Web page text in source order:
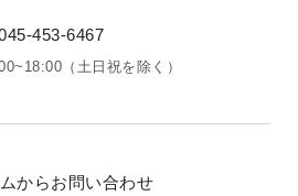
453-6467
（土日祝を除く）
からお問い合わせ